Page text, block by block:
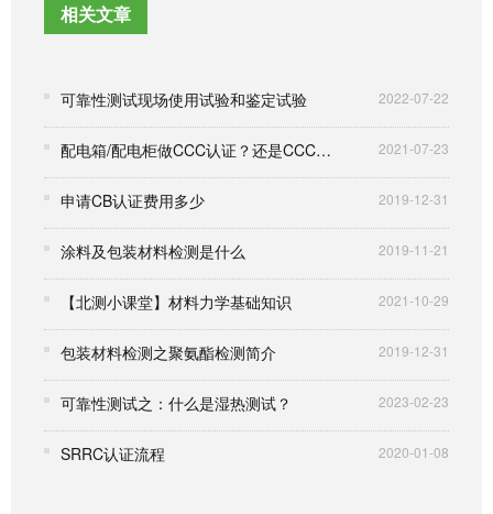
相关文章
可靠性测试现场使用试验和鉴定试验 2022-07-22
配电箱/配电柜做CCC认证？还是CCC自我声明？ 2021-07-23
申请CB认证费用多少 2019-12-31
涂料及包装材料检测是什么 2019-11-21
【北测小课堂】材料力学基础知识 2021-10-29
包装材料检测之聚氨酯检测简介 2019-12-31
可靠性测试之：什么是湿热测试？ 2023-02-23
SRRC认证流程 2020-01-08